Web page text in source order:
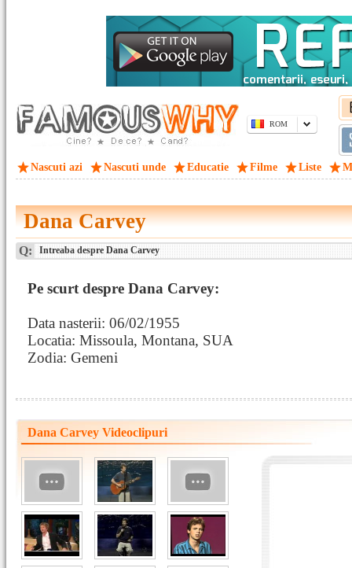
ROM
Nascuti azi Nascuti unde Educatie Filme Liste
Dana Carvey
Q: Intreaba despre Dana Carvey
Pe scurt despre Dana Carvey:
Data nasterii: 06/02/1955
Locatia: Missoula, Montana, SUA
Zodia: Gemeni
Dana Carvey Videoclipuri